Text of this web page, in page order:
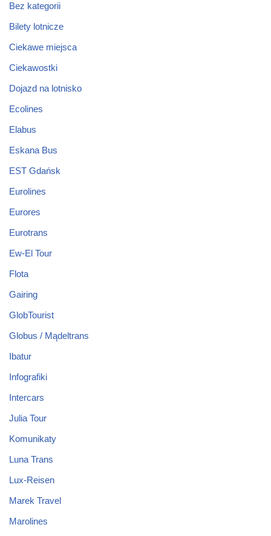
Bez kategorii
Bilety lotnicze
Ciekawe miejsca
Ciekawostki
Dojazd na lotnisko
Ecolines
Elabus
Eskana Bus
EST Gdańsk
Eurolines
Eurores
Eurotrans
Ew-El Tour
Flota
Gairing
GlobTourist
Globus / Mądeltrans
Ibatur
Infografiki
Intercars
Julia Tour
Komunikaty
Luna Trans
Lux-Reisen
Marek Travel
Marolines